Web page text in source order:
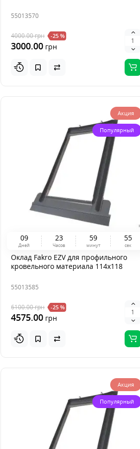
55013570
4000.00грн -25 %
3000.00грн
Акция
Популярный
09
Дней
23
Часов
59
минут
54
сек
Оклад Fakro EZV для профильного
кровельного материала 114x118
55013585
6100.00грн -25 %
4575.00грн
Акция
Популярный